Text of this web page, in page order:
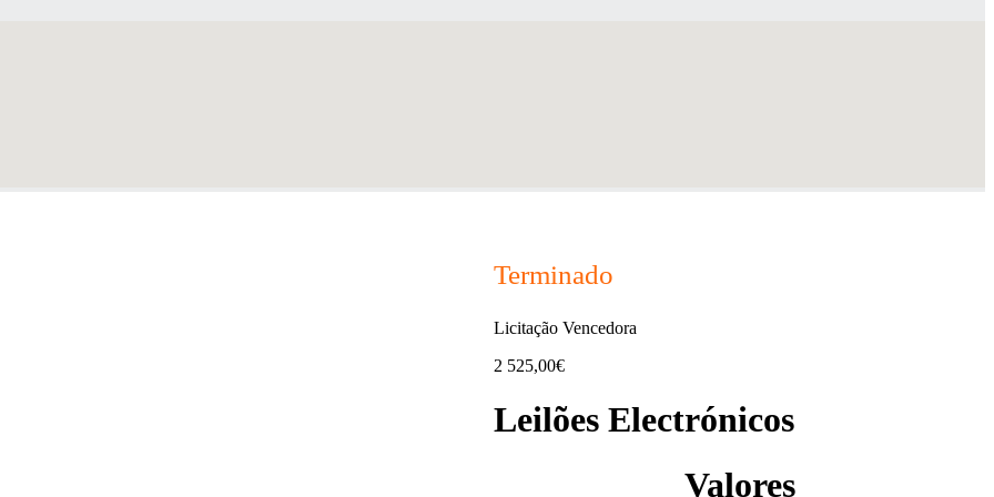
Terminado
Licitação Vencedora
2 525,00€
Leilões Electrónicos
Valores